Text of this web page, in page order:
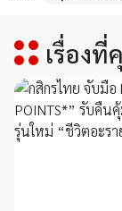
เรื่อง